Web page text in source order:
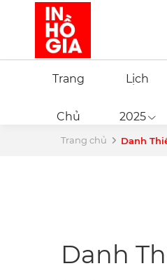
Trang
Chủ
Lịch
2025
Trang chủ Danh
Danh